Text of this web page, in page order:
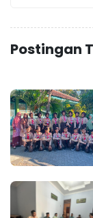
Postingan